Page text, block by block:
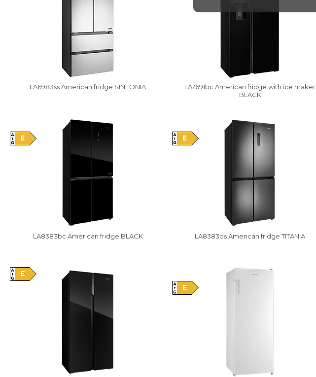
LA6983ss American fridge SINFONIA
LA7691bc American fridge with ice maker
BLACK
LA8383bc American fridge BLACK
E
LA8383ds American fridge TITANIA
E
E
E